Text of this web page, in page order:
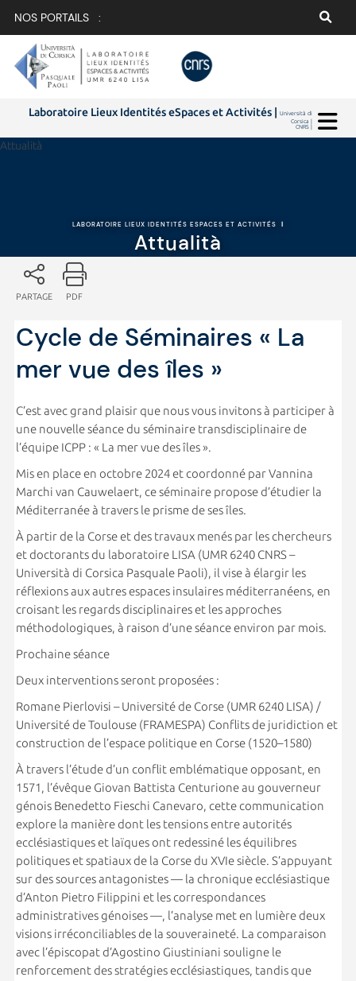
NOS PORTAILS :
Laboratoire Lieux Identités eSpaces et Activités |Università di
Corsica |
CNRS |
Attualità
LABORATOIRE LIEUX IDENTITÉS ESPACES ET ACTIVITÉS |
Attualità
PARTAGE PDF
Cycle de Séminaires « La
mer vue des îles »
C’est avec grand plaisir que nous vous invitons à participer à
une nouvelle séance du séminaire transdisciplinaire de
l’équipe ICPP : « La mer vue des îles ».
Mis en place en octobre 2024 et coordonné par Vannina
Marchi van Cauwelaert, ce séminaire propose d’étudier la
Méditerranée à travers le prisme de ses îles.
À partir de la Corse et des travaux menés par les chercheurs
et doctorants du laboratoire LISA (UMR 6240 CNRS –
Università di Corsica Pasquale Paoli), il vise à élargir les
réflexions aux autres espaces insulaires méditerranéens, en
croisant les regards disciplinaires et les approches
méthodologiques, à raison d’une séance environ par mois.
Prochaine séance
Deux interventions seront proposées :
Romane Pierlovisi – Université de Corse (UMR 6240 LISA) /
Université de Toulouse (FRAMESPA) Conflits de juridiction et
construction de l’espace politique en Corse (1520–1580)
À travers l’étude d’un conflit emblématique opposant, en
1571, l’évêque Giovan Battista Centurione au gouverneur
génois Benedetto Fieschi Canevaro, cette communication
explore la manière dont les tensions entre autorités
ecclésiastiques et laïques ont redessiné les équilibres
politiques et spatiaux de la Corse du XVIe siècle. S’appuyant
sur des sources antagonistes — la chronique ecclésiastique
d’Anton Pietro Filippini et les correspondances
administratives génoises —, l’analyse met en lumière deux
visions irréconciliables de la souveraineté. La comparaison
avec l’épiscopat d’Agostino Giustiniani souligne le
renforcement des stratégies ecclésiastiques, tandis que